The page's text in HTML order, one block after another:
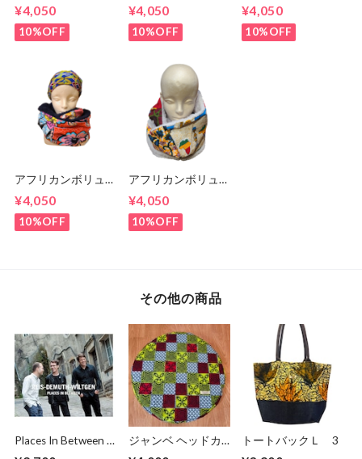
¥4,050
10%OFF
¥4,050
10%OFF
¥4,050
10%OFF
アフリカンボリュー
¥4,050
10%OFF
アフリカンボリュー
¥4,050
10%OFF
その他の商品
Places In Between /
ジャンベ ヘッドカ
トートバックＬ 3